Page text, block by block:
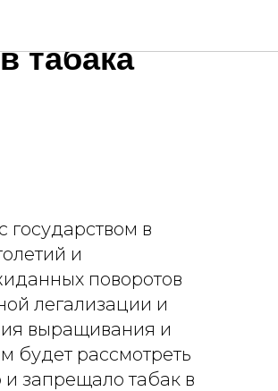
табака
государством в
и
поворотов
легализации и
выращивания и
будет рассмотреть
и запрещало табак в